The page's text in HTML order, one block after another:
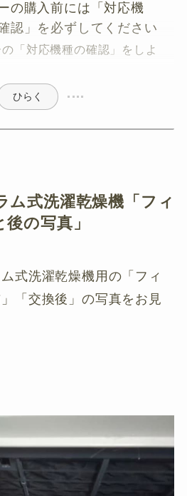
の購入前には「対応機
認」を必ずしてください
「対応機種の確認」をしよ
ひらく
ム式洗濯乾燥機「フィ
の写真」
式洗濯乾燥機用の「フィ
「交換後」の写真をお見